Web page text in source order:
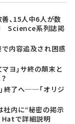
、15人中6人が数
Science系列誌掲
内容追及され困惑
ヨ」サ終の顛末と
終了へ──「オリジ
内に“秘密の掲示
で詳細説明